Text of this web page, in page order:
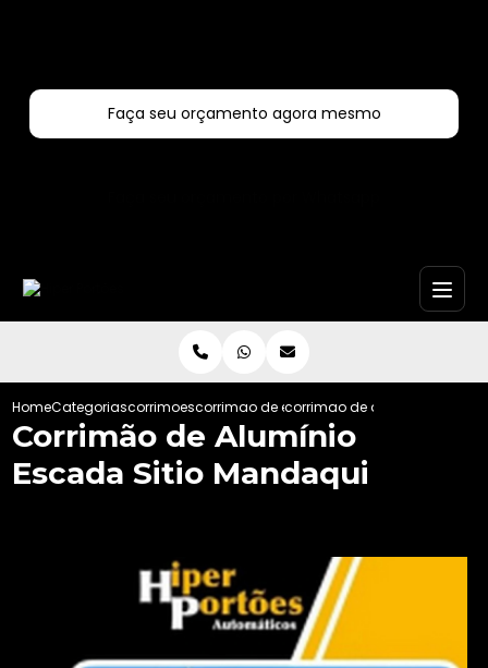
Faça seu orçamento agora mesmo
HomeCategoriascorrimoescorrimao de escadacorrimao de aluminio
Corrimão de Alumínio
Escada Sitio Mandaqui